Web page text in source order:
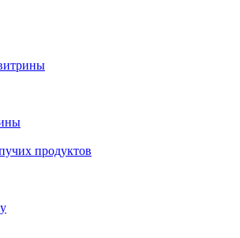
продуктов